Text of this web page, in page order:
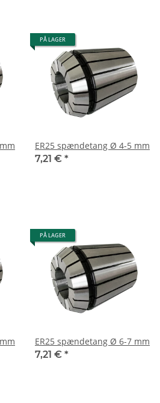
PÅ LAGER
ER25 spændetang Ø 4-5 mm
7,21 € *
PÅ LAGER
ER25 spændetang Ø 6-7 mm
7,21 € *